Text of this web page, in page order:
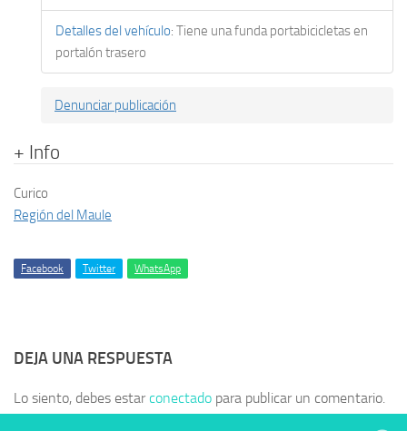
Detalles del vehículo: Tiene una funda portabicicletas en
portalón trasero
Denunciar publicación
+ Info
Curico
Región del Maule
Facebook Twitter WhatsApp
DEJA UNA RESPUESTA
Lo siento, debes estarconectado para publicar un comentario.